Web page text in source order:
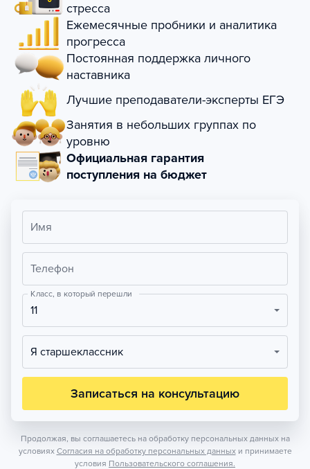
стресса
Ежемесячные пробники и аналитика
прогресса
Постоянная поддержка личного
наставника
Лучшие преподаватели-эксперты ЕГЭ
Занятия в небольших группах по
уровню
Официальная гарантия
поступления на бюджет
Имя
Телефон
Класс, в который перешли
11
Я старшеклассник
Записаться на консультацию
Продолжая, вы соглашаетесь на обработку персональных данных на
условиях Согласия на обработку персональных данных и принимаете
условия Пользовательского соглашения.